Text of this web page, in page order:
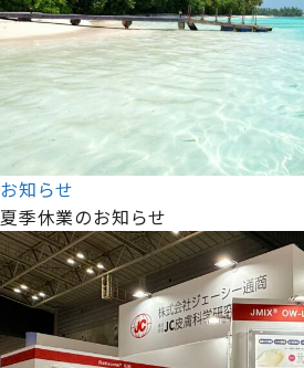
お知らせ
夏季休業のお知らせ